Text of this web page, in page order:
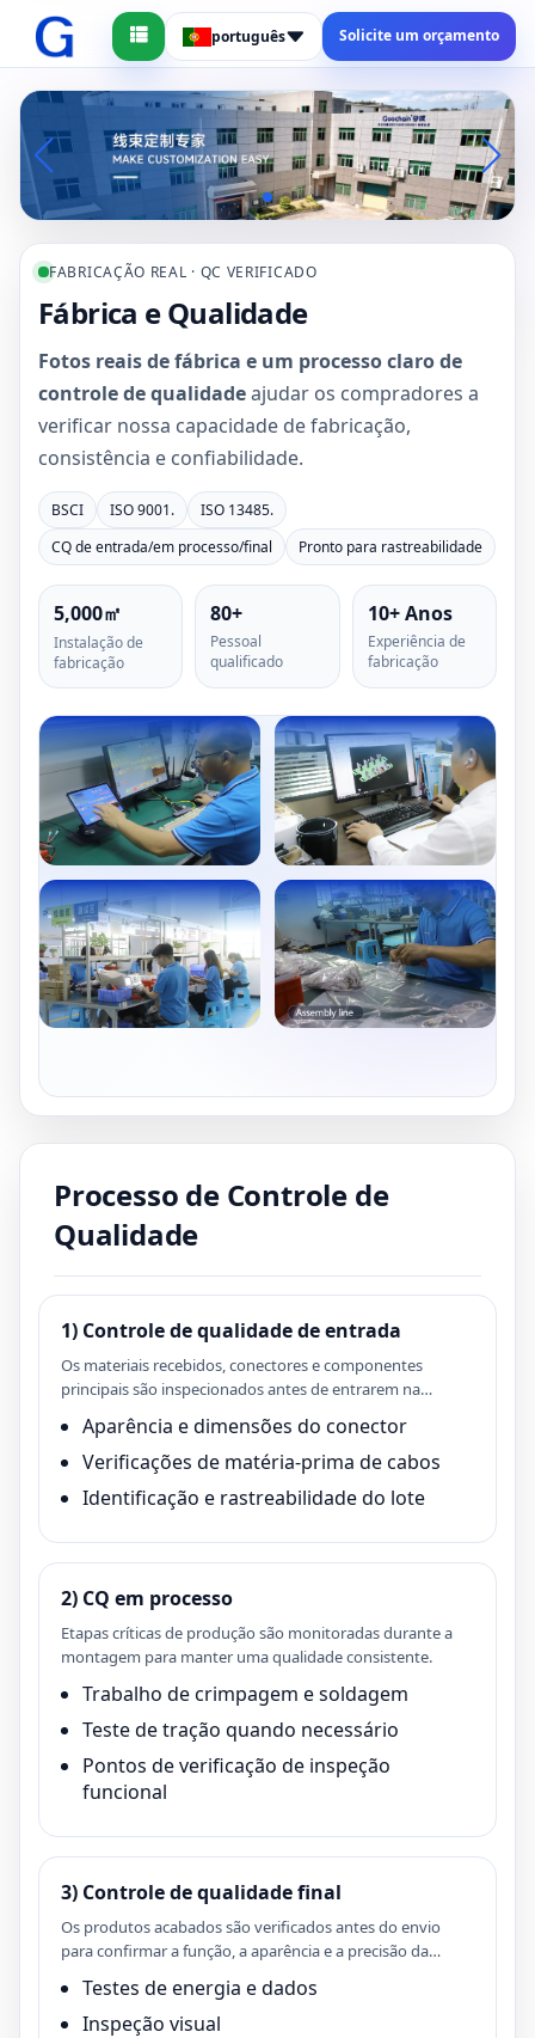
português Solicite um orçamento
FABRICAÇÃO REAL · QC VERIFICADO
Fábrica e Qualidade
Fotos reais de fábrica e um processo claro de
controle de qualidadeajudar os compradores a
verificar nossa capacidade de fabricação,
consistência e confiabilidade.
BSCI ISO 9001.
ISO 13485.
CQ de entrada/em processo/final
Pronto para rastreabilidade
5,000㎡
Instalação de
fabricação
80+
Pessoal
qualificado
10+ Anos
Experiência de
fabricação
Processo de Controle de
Qualidade
1) Controle de qualidade de entrada
Os materiais recebidos, conectores e componentes
principais são inspecionados antes de entrarem na
produção.
Aparência e dimensões do conector
Verificações de matéria-prima de cabos
Identificação e rastreabilidade do lote
2) CQ em processo
Etapas críticas de produção são monitoradas durante a
montagem para manter uma qualidade consistente.
Trabalho de crimpagem e soldagem
Teste de tração quando necessário
Pontos de verificação de inspeção
funcional
3) Controle de qualidade final
Os produtos acabados são verificados antes do envio
para confirmar a função, a aparência e a precisão da
Testes de energia e dados
Inspeção visual